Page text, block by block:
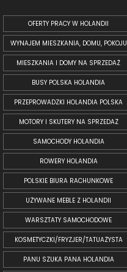
OFERTY PRACY W HOLANDII
WYNAJEM MIESZKANIA, DOMU, POKOJU
MIESZKANIA I DOMY NA SPRZEDAŻ
BUSY POLSKA HOLANDIA
PRZEPROWADZKI HOLANDIA POLSKA
MOTORY I SKUTERY NA SPRZEDAŻ
SAMOCHODY HOLANDIA
ROWERY HOLANDIA
POLSKIE BIURA RACHUNKOWE
UŻYWANE MEBLE Z HOLANDII
WARSZTATY SAMOCHODOWE
KOSMETYCZKI/FRYZJER/TATUAŻYSTA
PANU SZUKA PANA HOLANDIA